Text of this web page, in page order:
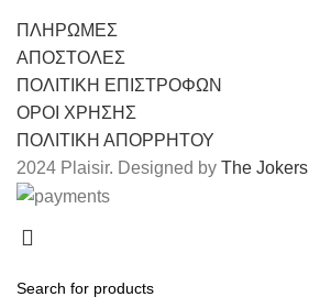
ΠΛΗΡΩΜΕΣ
ΑΠΟΣΤΟΛΕΣ
ΠΟΛΙΤΙΚΗ ΕΠΙΣΤΡΟΦΩΝ
ΟΡΟΙ ΧΡΗΣΗΣ
ΠΟΛΙΤΙΚΗ ΑΠΟΡΡΗΤΟΥ
2024 Plaisir. Designed by The Jokers